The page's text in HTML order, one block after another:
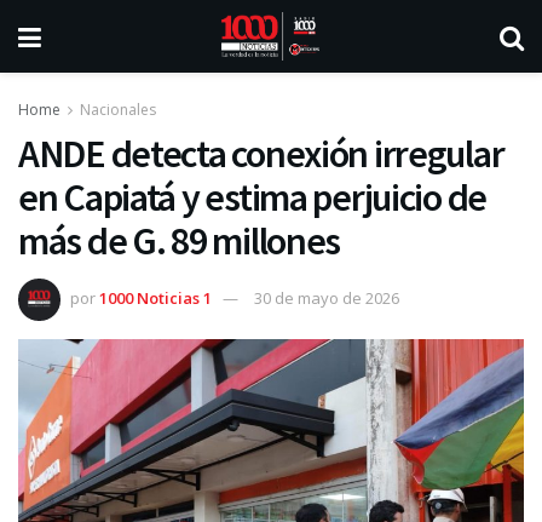
Home Nacionales
ANDE detecta conexión irregular
en Capiatá y estima perjuicio de
más de G. 89 millones
por1000 Noticias 1 30 de mayo de 2026